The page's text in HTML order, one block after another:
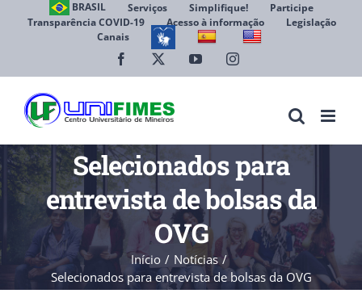
BRASIL Serviços Simplifique!
Participe
Transparência COVID-19
Acesso à informação
Legislação
Canais
Facebook YouTubeInstagram
Selecionados para
entrevista de bolsas da
OVG
Início
Notícias
Selecionados para entrevista de bolsas da OVG